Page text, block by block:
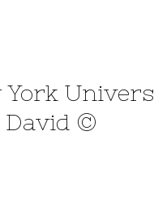
York
David ©